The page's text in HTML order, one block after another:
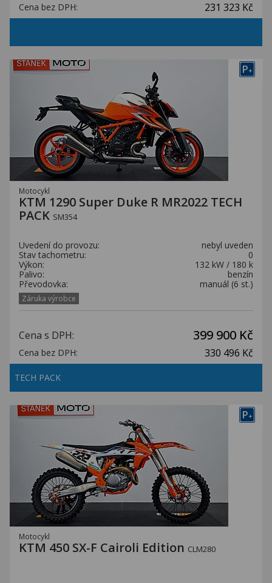
Cena bez DPH: 231 323 Kč
P+
Motocykl
KTM 1290 Super Duke R MR2022 TECH
PACK SM354
Uvedení do provozu:
nebyl uveden
Stav tachometru:
0
Výkon:
132 kW / 180 k
Palivo:
benzín
Převodovka:
manuál (6 st.)
Záruka výrobce
Cena s DPH: 399 900 Kč
Cena bez DPH: 330 496 Kč
TECH PACK
P+
Motocykl
KTM 450 SX-F Cairoli Edition CLM280